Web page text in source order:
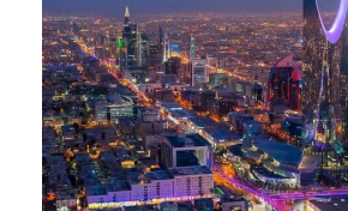
Ce prix ne comprend pas
Infos pratiques